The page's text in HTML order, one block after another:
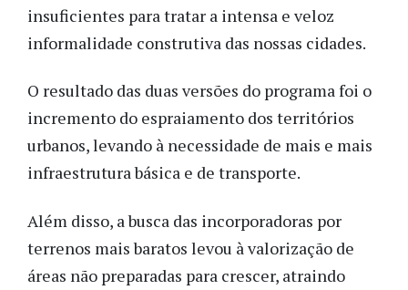
insuficientes para tratar a intensa e veloz
informalidade construtiva das nossas cidades.
O resultado das duas versões do programa foi o
incremento do espraiamento dos territórios
urbanos, levando à necessidade de mais e mais
infraestrutura básica e de transporte.
Além disso, a busca das incorporadoras por
terrenos mais baratos levou à valorização de
áreas não preparadas para crescer, atraindo